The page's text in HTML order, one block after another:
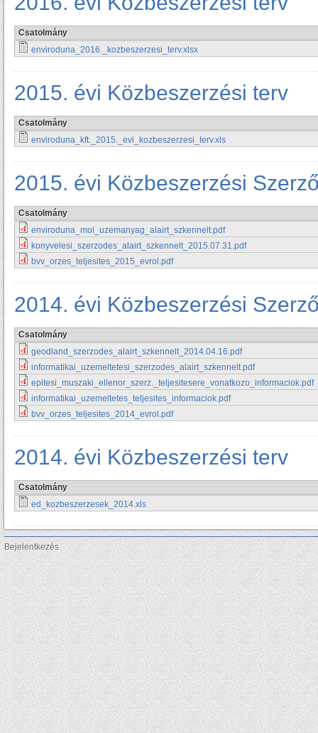
Csatolmány
enviroduna_2016._kozbeszerzesi_terv.xlsx
2015. évi Közbeszerzési terv
Csatolmány
enviroduna_kft._2015._evi_kozbeszerzesi_terv.xls
2015. évi Közbeszerzési
Csatolmány
enviroduna_mol_uzemanyag_alairt_szkennelt.pdf
konyvelesi_szerzodes_alairt_szkennelt_2015.07.31.pdf
bvv_orzes_teljesites_2015_evrol.pdf
2014. évi Közbeszerzési
Csatolmány
geodland_szerzodes_alairt_szkennelt_2014.04.16.pdf
informatikai_uzemeltetesi_szerzodes_alairt_szkennelt.pdf
epitesi_muszaki_ellenor_szerz._teljesitesere_vonatkozo_informaciok.pdf
informatikai_uzemeltetes_teljesites_informaciok.pdf
bvv_orzes_teljesites_2014_evrol.pdf
2014. évi Közbeszerzési terv
Csatolmány
ed_kozbeszerzesek_2014.xls
Bejelentkezés